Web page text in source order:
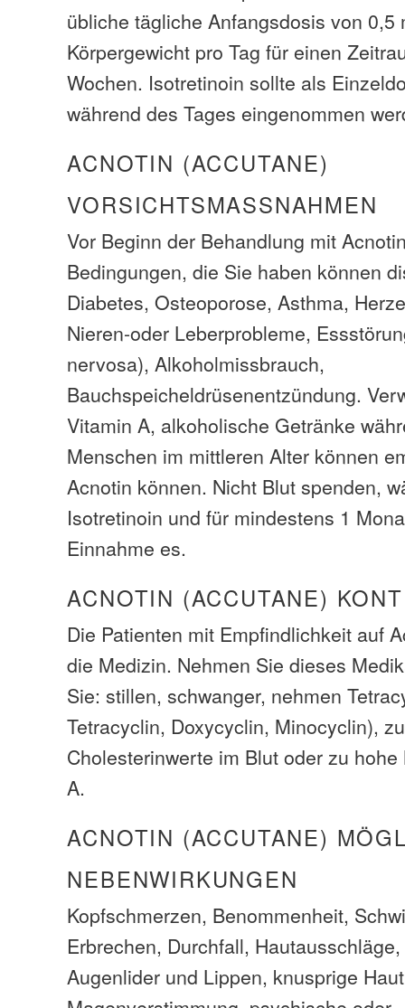
übliche tägliche Anfangsdosis von 0,5
Körpergewicht pro Tag für einen
Wochen. Isotretinoin sollte als
während des Tages eingenommen
ACNOTIN (ACCUTANE)
VORSICHTSMASSNAHMEN
Vor Beginn der Behandlung mit
Bedingungen, die Sie haben können
Diabetes, Osteoporose, Asthma,
Nieren-oder Leberprobleme,
nervosa), Alkoholmissbrauch,
Bauchspeicheldrüsenentzündung.
Vitamin A, alkoholische Getränke
Menschen im mittleren Alter können
Acnotin können. Nicht Blut spenden,
Isotretinoin und für mindestens 1
Einnahme es.
ACNOTIN (ACCUTANE)
Die Patienten mit Empfindlichkeit auf
die Medizin. Nehmen Sie dieses
Sie: stillen, schwanger, nehmen
Tetracyclin, Doxycyclin, Minocyclin),
Cholesterinwerte im Blut oder zu
A.
ACNOTIN (ACCUTANE)
NEBENWIRKUNGEN
Kopfschmerzen, Benommenheit,
Erbrechen, Durchfall,
Augenlider und Lippen, knusprige